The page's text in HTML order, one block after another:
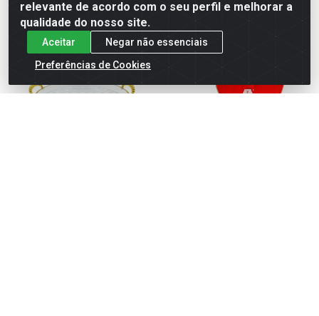
relevante de acordo com o seu perfil e melhorar a
qualidade do nosso site.
Aceitar
Negar não essenciais
Preferências de Cookies